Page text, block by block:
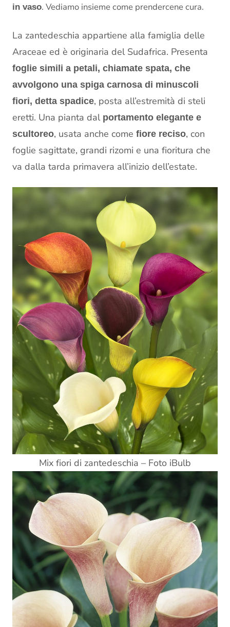
in vaso. Vediamo insieme come prendercene cura.
La zantedeschia appartiene alla famiglia delle
Araceae ed è originaria del Sudafrica. Presenta
foglie simili a petali, chiamate spata, che
avvolgono una spiga carnosa di minuscoli
fiori, detta spadice, posta all’estremità di steli
eretti. Una pianta dal portamento elegante e
scultoreo, usata anche come fiore reciso, con
foglie sagittate, grandi rizomi e una fioritura che
va dalla tarda primavera all’inizio dell’estate.
Mix fiori di zantedeschia – Foto iBulb